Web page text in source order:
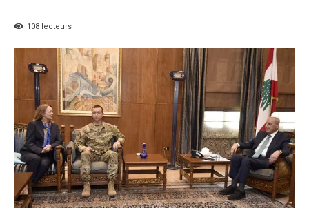
108 lecteurs